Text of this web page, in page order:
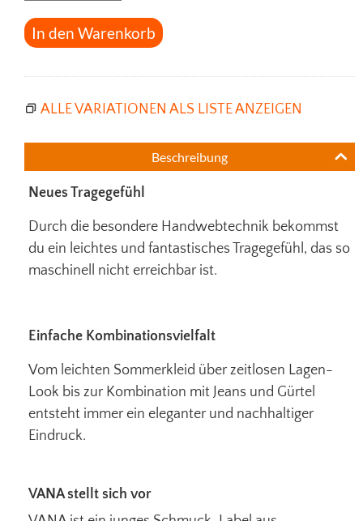
In den Warenkorb
ALLE VARIATIONEN ALS LISTE ANZEIGEN
Beschreibung
Neues Tragegefühl
Durch die besondere Handwebtechnik bekommst
du ein leichtes und fantastisches Tragegefühl, das so
maschinell nicht erreichbar ist.
Einfache Kombinationsvielfalt
Vom leichten Sommerkleid über zeitlosen Lagen-
Look bis zur Kombination mit Jeans und Gürtel
entsteht immer ein eleganter und nachhaltiger
Eindruck.
VANA stellt sich vor